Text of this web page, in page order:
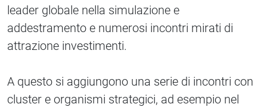
leader globale nella simulazione e
addestramento e numerosi incontri mirati di
attrazione investimenti.
A questo si aggiungono una serie di incontri con
cluster e organismi strategici, ad esempio nel